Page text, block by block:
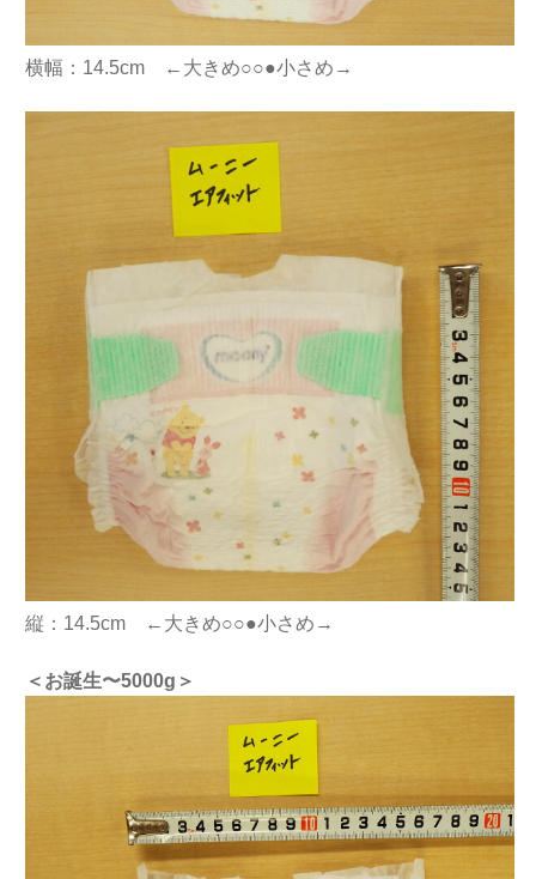
横幅：14.5cm ←大きめ○○●小さめ→
縦：14.5cm ←大きめ○○●小さめ→
＜お誕生〜5000g ＞